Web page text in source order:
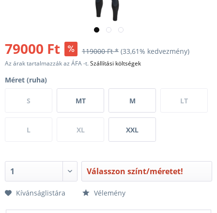
79000 Ft 119000 Ft * (33,61% kedvezmény)
Az árak tartalmazzák az ÁFA -t.Szállítási költségek
Méret (ruha)
S MT M LT
L XL XXL
Válasszon színt/méretet!
Kívánságlistára Vélemény